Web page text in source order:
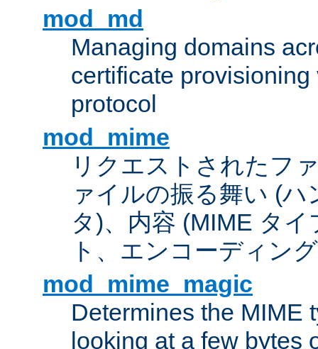
mod_md
Managing domains
certificate provisioning
protocol
mod_mime
リクエストされたフ
ァイルの振る舞い (
タ)、内容 (MIME タ
ト、エンコーディン
mod_mime_magic
Determines the MIME
looking at a few bytes